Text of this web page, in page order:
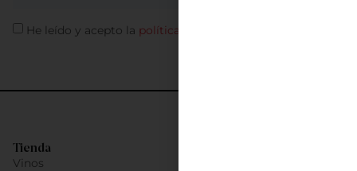
Tienda
Vinos
He leído y acepto la política de privacidad